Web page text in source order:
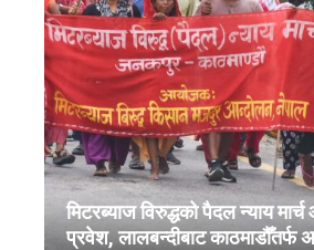
मिटरब्याज विरुद्धको पैदल न्याय
प्रवेश, लालबन्दीबाट काठमाडौँतर्फ